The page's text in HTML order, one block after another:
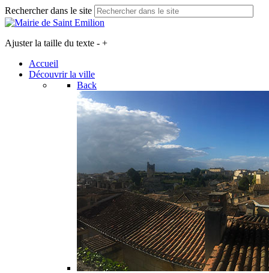
Rechercher dans le site
Ajuster la taille du texte - +
Accueil
Découvrir la ville
Back